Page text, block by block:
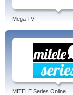
Mega TV
MITELE Series Online